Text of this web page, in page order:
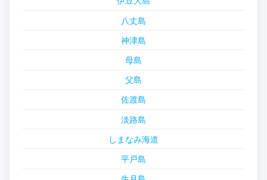
八丈島
神津島
母島
父島
佐渡島
淡路島
しまなみ海道
平戸島